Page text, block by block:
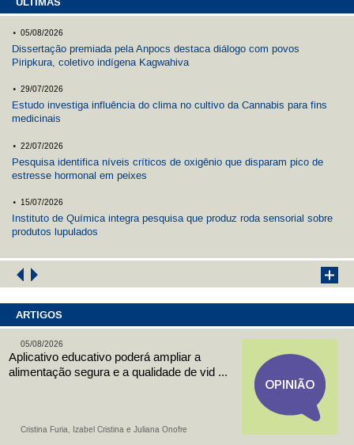
. 05/08/2026
Dissertação premiada pela Anpocs destaca diálogo com povos
Piripkura, coletivo indígena Kagwahiva
. 29/07/2026
Estudo investiga influência do clima no cultivo da Cannabis para fins
medicinais
. 22/07/2026
Pesquisa identifica níveis críticos de oxigênio que disparam pico de
estresse hormonal em peixes
. 15/07/2026
Instituto de Química integra pesquisa que produz roda sensorial sobre
produtos lupulados
ARTIGOS
Cristina Furia, Izabel Cristina e Juliana Onofre
05/08/2026
Aplicativo educativo poderá ampliar a
alimentação segura e a qualidade de vid ...